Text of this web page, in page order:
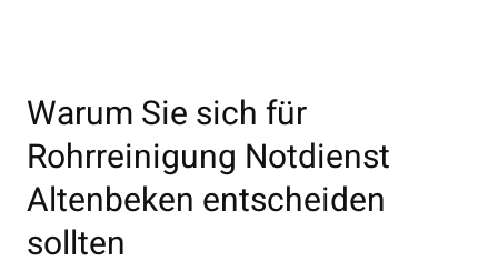
Warum Sie sich für
Rohrreinigung Notdienst
Altenbeken entscheiden
sollten